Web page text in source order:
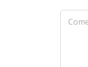
Comentar